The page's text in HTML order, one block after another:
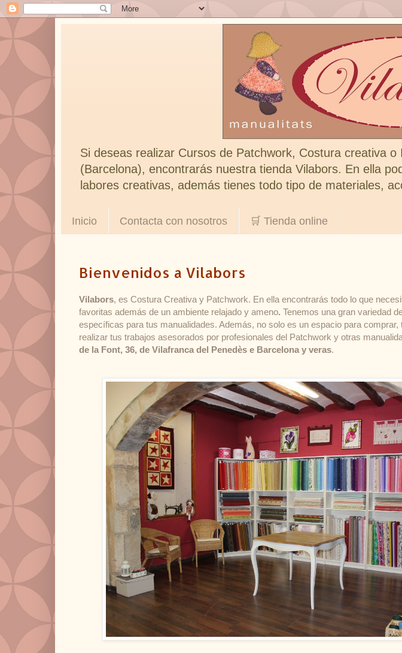
Si deseas realizar Cursos de Patchwork, Costura creativa
(Barcelona), encontrarás nuestra tienda Vilabors. En ella
labores creativas, además tienes todo tipo de materiales,
Inicio Contacta con nosotros 🛒 Tienda online
Bienvenidos a Vilabors
Vilabors, es Costura Creativa y Patchwork. En ella encontrarás todo lo que
favoritas además de un ambiente relajado y ameno. Tenemos una gran variedad
específicas para tus manualidades. Además, no solo es un espacio para comprar,
realizar tus trabajos asesorados por profesionales del Patchwork y otras
de la Font, 36, de Vilafranca del Penedès e Barcelona y veras.